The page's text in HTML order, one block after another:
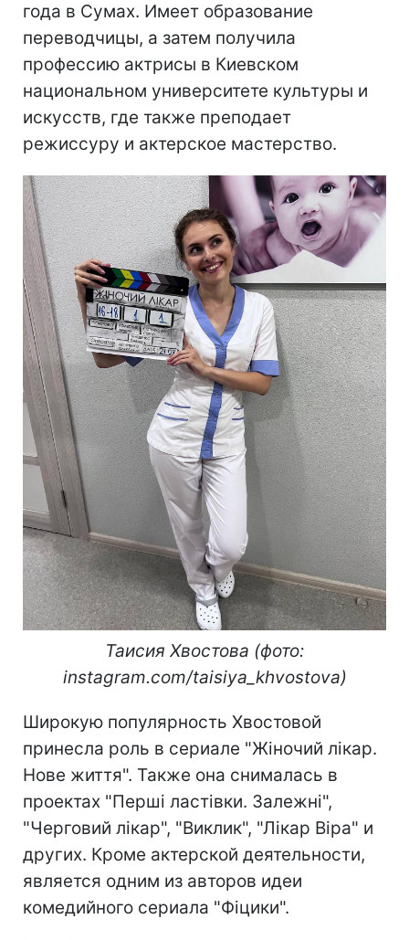
года в Сумах. Имеет образование
переводчицы, а затем получила
профессию актрисы в Киевском
национальном университете культуры и
искусств, где также преподает
режиссуру и актерское мастерство.
Таисия Хвостова (фото:
instagram.com/taisiya_khvostova)
Широкую популярность Хвостовой
принесла роль в сериале "Жіночий лікар.
Нове життя". Также она снималась в
проектах "Перші ластівки. Залежні",
"Черговий лікар", "Виклик", "Лікар Віра" и
других. Кроме актерской деятельности,
является одним из авторов идеи
комедийного сериала "Фіцики".